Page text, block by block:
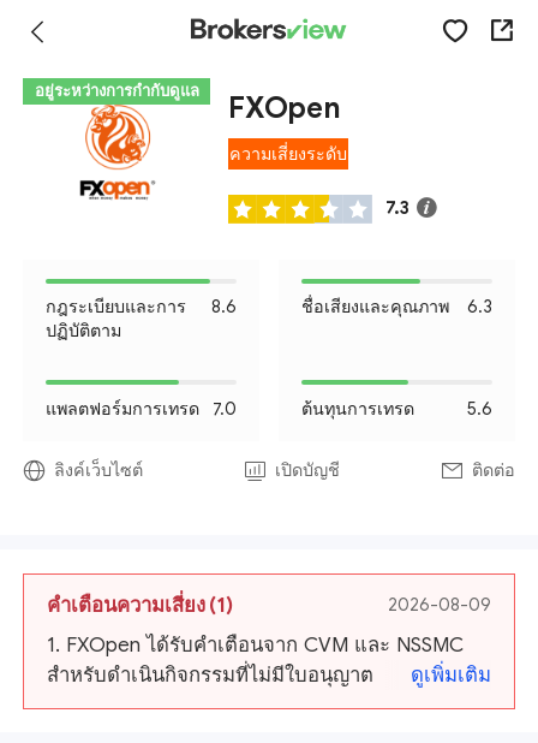
อยู่ระหว่างการกำกับดูแล FXOpen
ความเสี่ยงระดับ
7.3
กฎระเบียบและการ
ปฏิบัติตาม
8.6 ชื่อเสียงและคุณภาพ 6.3
แพลตฟอร์มการเทรด 7.0 ต้นทุนการเทรด 5.6
ลิงค์เว็บไซต์ เปิดบัญชี ติดต่อ
คำเตือนความเสี่ยง(1) 2026-08-09
1. FXOpen ได้รับคําเตือนจาก CVM และ NSSMC
สําหรับดําเนินกิจกรรมที่ไม่มีใบอนุญาต
ดูเพิ่มเติม